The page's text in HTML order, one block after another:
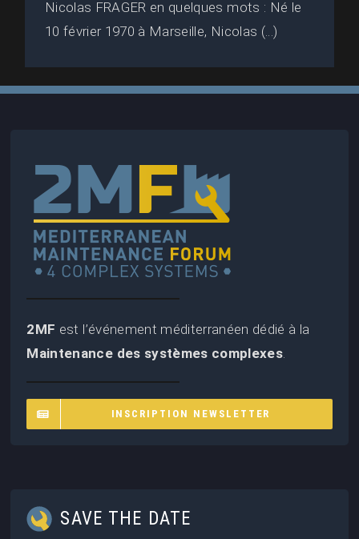
Nicolas FRAGER en quelques mots : Né le
10 février 1970 à Marseille, Nicolas (...)
2MF est l’événement méditerranéen dédié à la
Maintenance des systèmes complexes.
INSCRIPTION NEWSLETTER
SAVE THE DATE